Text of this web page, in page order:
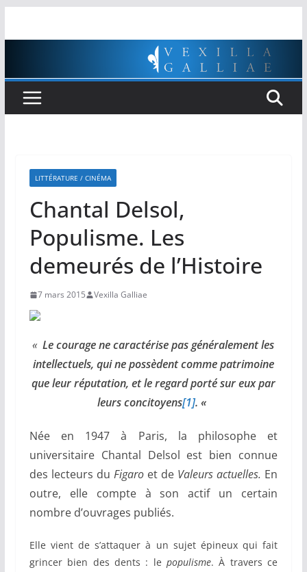
LITTÉRATURE / CINÉMA
Chantal Delsol,
Populisme. Les
demeurés de l’Histoire
7 mars 2015 Vexilla Galliae
« Le courage ne caractérise pas généralement les
intellectuels, qui ne possèdent comme patrimoine
que leur réputation, et le regard porté sur eux par
leurs concitoyens[1]. «
Née en 1947 à Paris, la philosophe et
universitaire Chantal Delsol est bien connue
des lecteurs du Figaroet de Valeurs actuelles. En
outre, elle compte à son actif un certain
nombre d’ouvrages publiés.
Elle vient de s’attaquer à un sujet épineux qui fait
grincer bien des dents : lepopulisme. À travers ce